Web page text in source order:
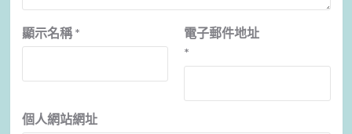
顯示名稱 *
電子郵件地址
*
個人網站網址